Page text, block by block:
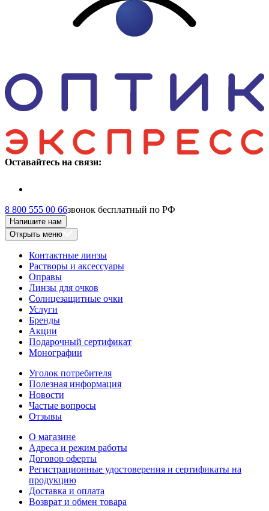
Оставайтесь на связи:
8 800 555 00 66звонок бесплатный по РФ
Напишите нам
Открыть меню
Контактные линзы
Растворы и аксессуары
Оправы
Линзы для очков
Солнцезащитные очки
Услуги
Бренды
Акции
Подарочный сертификат
Монографии
Уголок потребителя
Полезная информация
Новости
Частые вопросы
Отзывы
О магазине
Адреса и режим работы
Договор оферты
Регистрационные удостоверения и сертификаты на
продукцию
Доставка и оплата
Возврат и обмен товара